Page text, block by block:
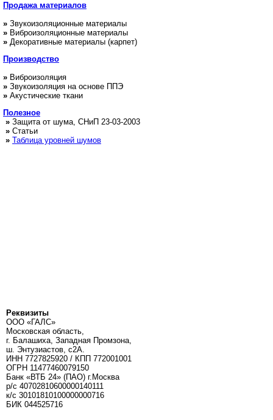
Продажаматериалов
» Звукоизоляционные материалы
» Виброизоляционные материалы
» Декоративные материалы (карпет)
Производство
» Виброизоляция
» Звукоизоляция на основе ППЭ
» Акустические ткани
Полезное
» Защита от шума, СНиП 23-03-2003
» Статьи
» Таблица уровней шумов
Реквизиты
ООО «ГАЛС»
Московская область,
г. Балашиха, Западная Промзона,
ш. Энтузиастов, с2А.
ИНН 7727825920 / КПП 772001001
ОГРН 11477460079150
Банк «ВТБ 24» (ПАО) г.Москва
р/с 40702810600000140111
к/c 30101810100000000716
БИК 044525716